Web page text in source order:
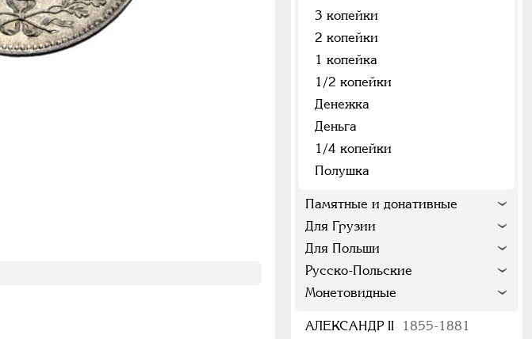
3 копейки
2 копейки
1 копейка
1/2 копейки
Денежка
Деньга
1/4 копейки
Полушка
Памятные и донативные
Для Грузии
Для Польши
Русско-Польские
Монетовидные
АЛЕКСАНДР II
1855-1881